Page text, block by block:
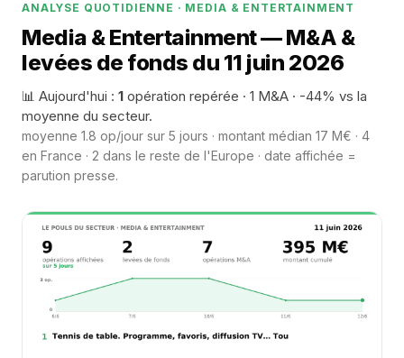
ANALYSE QUOTIDIENNE · MEDIA & ENTERTAINMENT
Media & Entertainment — M&A &
levées de fonds du 11 juin 2026
📊 Aujourd'hui : 1 opération repérée · 1 M&A · -44% vs la
moyenne du secteur.
moyenne 1.8 op/jour sur 5 jours · montant médian 17 M€ · 4
en France · 2 dans le reste de l'Europe · date affichée =
parution presse.